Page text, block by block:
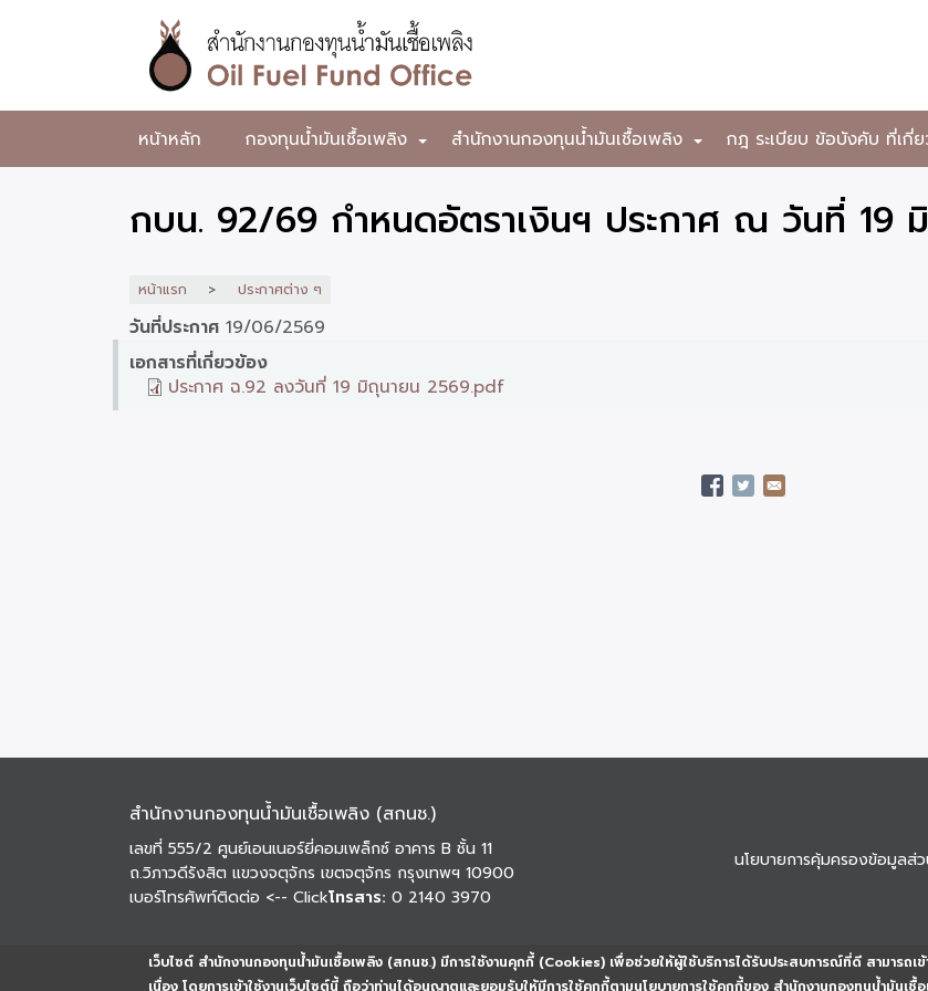
เว็บไซต์ สำนักงานกองทุนน้ำมันเชื้อเพลิง (สกนช.) มีการใช้งานคุกกี้ (Cookies) เพื่อช่วยให้ผู้ใช้บริการได้รับประสบการณ์ที่ดี สามารถเข้
เนื่อง โดยการเข้าใช้งานเว็บไซต์นี้ ถือว่าท่านได้อนุญาตและยอมรับให้มีการใช้คุกกี้ตามนโยบายการใช้คุกกี้ของ สำนักงานกองทุนน้ำมันเชื้
หลัก
สำนักงาน
กองทุน
น้ำมัน
เพลิง
หน้าหลัก +
กองทุนน้ำมันเชื้อเพลิง +
สำนักงานกองทุนน้ำมันเชื้อเพลิง กฎ ระเบียบ ข้อบังคับ ที่เกี่
กบน. 92/69 กำหนดอัตราเงินฯ ประกาศ ณ วันที่ 19
หน้าแรก ประกาศต่าง ๆ
วันที่ประกาศ 19/06/2569
เอกสารที่เกี่ยวข้อง
ประกาศ ฉ.92 ลงวันที่ 19 มิถุนายน 2569.pdf
สำนักงานกองทุนน้ำมันเชื้อเพลิง (สกนช.)
เลขที่ 555/2 ศูนย์เอนเนอร์ยี่คอมเพล็กซ์ อาคาร B ชั้น 11
ถ.วิภาวดีรังสิต แขวงจตุจักร เขตจตุจักร กรุงเทพฯ 10900
เบอร์โทรศัพท์ติดต่อ <-- Clickโทรสาร: 0 2140 3970
นโยบายการคุ้มครองข้อมูลส่